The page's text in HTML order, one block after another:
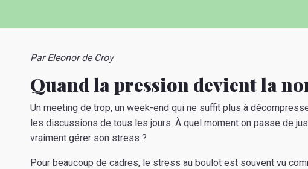
Par Eleonor de Croy
Quand la pression devient la
Un meeting de trop, un week-end qui ne suffit plus à
les discussions de tous les jours. À quel moment on passe de
vraiment gérer son stress ?
Pour beaucoup de cadres, le stress au boulot est souvent vu